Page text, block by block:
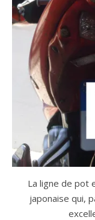
La ligne de pot
japonaise qui,